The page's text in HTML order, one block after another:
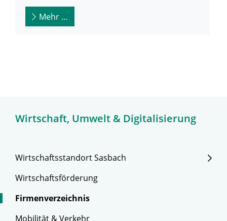
Wirtschaft, Umwelt & Digitalisierung
Wirtschaftsstandort Sasbach
Wirtschaftsförderung
Firmenverzeichnis
Mobilität & Verkehr
Mehr …